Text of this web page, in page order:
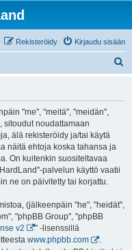
Kirjaudu sisään
Rekisteröidy
"me", "meitä", "meidän",
sitoudut noudattamaan
älä rekisteröidy ja/tai käytä
näitä ehtoja koska tahansa ja
On kuitenkin suositeltavaa
palvelun käyttö vaatii
ne on päivitetty tai korjattu.
(jälkeenpäin "he", "heidät",
"phpBB Group", "phpBB
v2
" -lisenssillä
www.phpbb.com
.